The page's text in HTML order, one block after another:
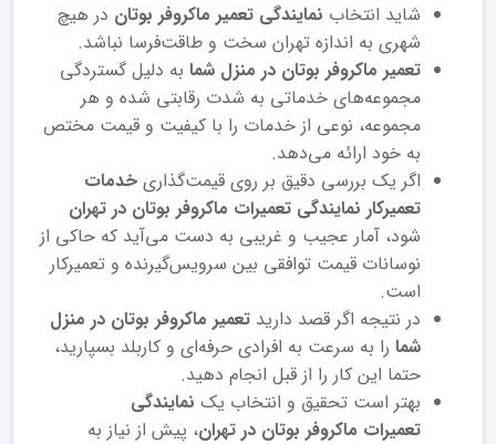
شاید انتخاب نمایندگی تعمیر ماکروفر بوتان در هیچ
شهری به اندازه تهران سخت و طاقت‌فرسا نباشد.
تعمیر ماکروفر بوتان در منزل شما به دلیل گستردگی
مجموعه‌های خدماتی به‌ شدت رقابتی شده و هر
مجموعه، نوعی از خدمات را با کیفیت و قیمت مختص
به خود ارائه می‌دهد.
اگر یک بررسی دقیق بر روی قیمت‌گذاری خدمات
تعمیرکار نمایندگی تعمیرات ماکروفر بوتان در تهران
شود، آمار عجیب و غریبی به دست می‌آید که حاکی از
نوسانات قیمت توافقی بین سرویس‌گیرنده و تعمیرکار
است.
در نتیجه اگر قصد دارید تعمیر ماکروفر بوتان در منزل
شما را به‌ سرعت به افرادی حرفه‌ای و کاربلد بسپارید،
حتما این کار را از قبل انجام دهید.
بهتر است تحقیق و انتخاب یک نمایندگی
تعمیرات ماکروفر بوتان در تهران، پیش از نیاز به